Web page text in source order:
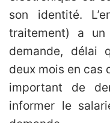
son identité.
traitement) a
demande, délai
deux mois en cas
important de
informer le